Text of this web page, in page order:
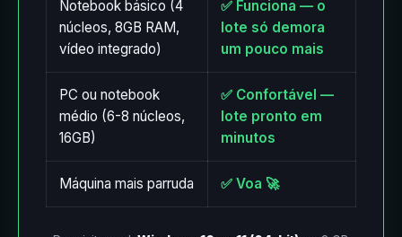
Notebook básico (4
núcleos, 8GB RAM,
vídeo integrado)
✅ Funciona — o
lote só demora
um pouco mais
PC ou notebook
médio (6-8 núcleos,
16GB)
✅ Confortável —
lote pronto em
minutos
Máquina mais parruda ✅ Voa 🚀